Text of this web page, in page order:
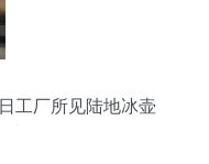
工厂所见陆地冰壶